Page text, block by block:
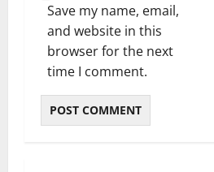
Save my name, email,
and website in this
browser for the next
time I comment.